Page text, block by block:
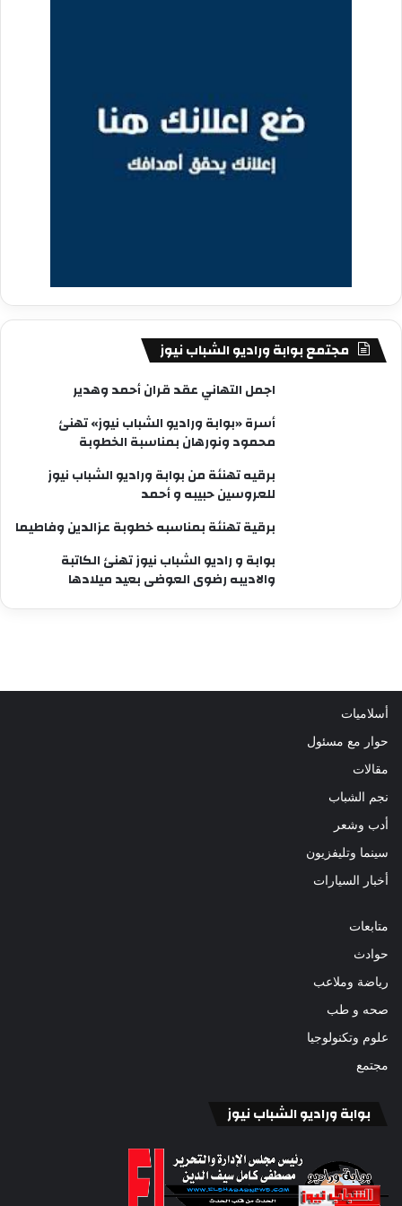
مجتمع بوابة وراديو الشباب نيوز
اجمل التهاني عقد قران أحمد وهدير
أسرة «بوابة وراديو الشباب نيوز» تهنئ
محمود ونورهان بمناسبة الخطوبة
برقيه تهنئة من بوابة وراديو الشباب نيوز
للعروسين حبيبه و أحمد
برقية تهنئة بمناسبه خطوبة عزالدين وفاطيما
بوابة و راديو الشباب نيوز تهنئ الكاتبة
والاديبه رضوى العوضى بعيد ميلادها
أسلاميات
حوار مع مسئول
مقالات
نجم الشباب
أدب وشعر
سينما وتليفزيون
أخبار السيارات
متابعات
حوادث
رياضة وملاعب
صحه و طب
علوم وتكنولوجيا
مجتمع
بوابة وراديو الشباب نيوز